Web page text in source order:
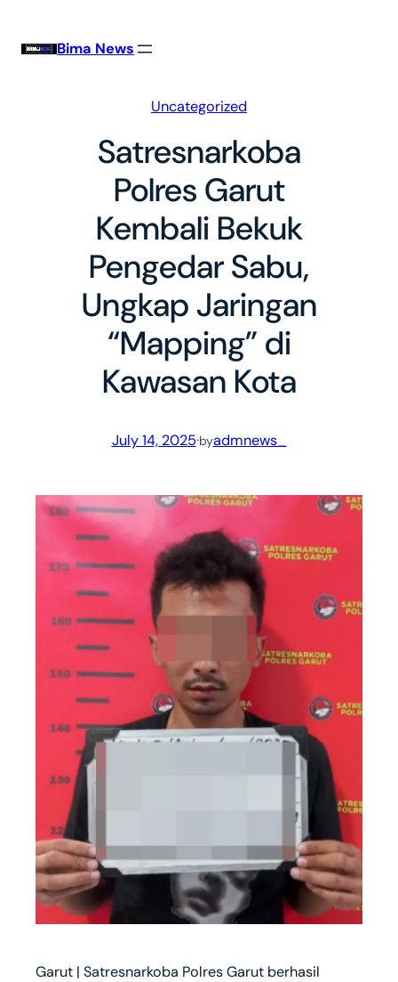
Bima News
Uncategorized
Satresnarkoba
Polres Garut
Kembali Bekuk
Pengedar Sabu,
Ungkap Jaringan
“Mapping” di
Kawasan Kota
July 14, 2025·byadmnews_
Garut | Satresnarkoba Polres Garut berhasil